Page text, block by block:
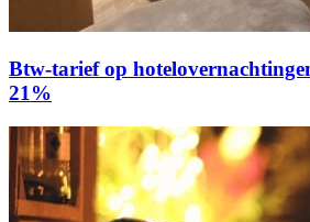
Btw-tarief op
21%